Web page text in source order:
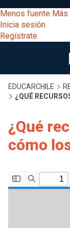
al
contenido
principal
Menú
entrar
a
Menos fuente Más
Inicia sesión
Regístrate
Buscar
Menú
Desarrollo
Expand
Gestión
Expand
Comunidad
Expand
Expand
de
EDUCARCHILE
¿QUÉ
¿Qué
cómo